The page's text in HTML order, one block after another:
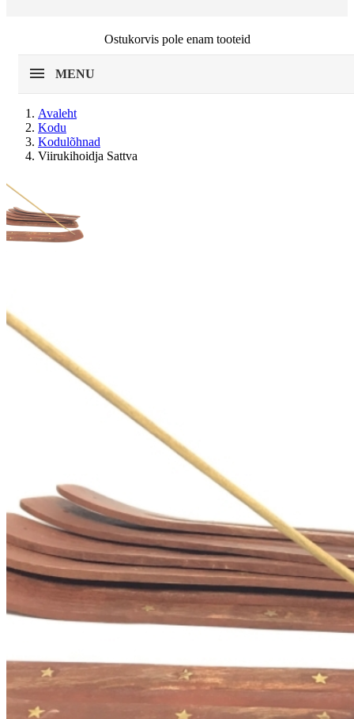
Ostukorvis pole enam tooteid
MENU
Avaleht
Kodu
Kodulõhnad
Viirukihoidja Sattva